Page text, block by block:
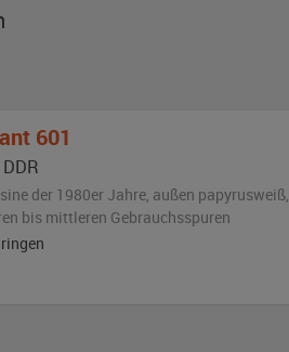
601
DDR
der 1980er Jahre, außen papyrusweiß,
bis mittleren Gebrauchsspuren